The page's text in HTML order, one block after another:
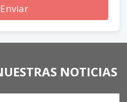
Enviar
NOTICIAS